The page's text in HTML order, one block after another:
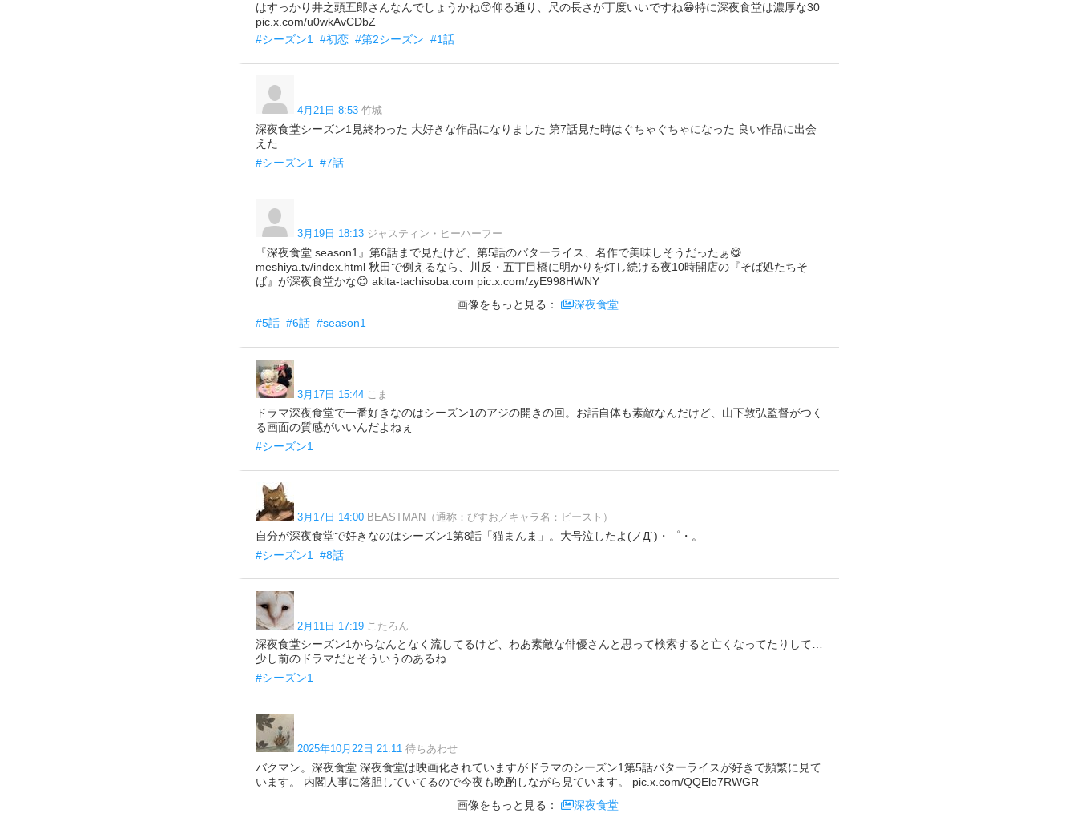
はすっかり井之頭五郎さんなんでしょうかね😙仰る通り、尺の長さが丁度いいですね😁特に深夜食堂は濃厚な30
pic.x.com/u0wkAvCDbZ
#シーズン1
#初恋 #第2シーズン #1話
4月21日 8:53 竹城
深夜食堂シーズン1見終わった 大好きな作品になりました 第7話見た時はぐちゃぐちゃになった 良い作品に出会
えた...
#シーズン1
#7話
3月19日 18:13 ジャスティン・ヒーハーフー
『深夜食堂 season1』第6話まで見たけど、第5話のバターライス、名作で美味しそうだったぁ😋
meshiya.tv/index.html 秋田で例えるなら、川反・五丁目橋に明かりを灯し続ける夜10時開店の『そば処たちそ
ば』が深夜食堂かな😊 akita-tachisoba.com pic.x.com/zyE998HWNY
画像をもっと見る：
深夜食堂
#5話 #6話 #season1
3月17日 15:44 こま
ドラマ深夜食堂で一番好きなのはシーズン1のアジの開きの回。お話自体も素敵なんだけど、山下敦弘監督がつく
る画面の質感がいいんだよねぇ
#シーズン1
3月17日 14:00 BEASTMAN（通称：びすお／キャラ名：ビースト）
自分が深夜食堂で好きなのはシーズン1第8話「猫まんま」。大号泣したよ(ノД`)・゜・。
#シーズン1
#8話
2月11日 17:19 こたろん
深夜食堂シーズン1からなんとなく流してるけど、わあ素敵な俳優さんと思って検索すると亡くなってたりして…
少し前のドラマだとそういうのあるね……
#シーズン1
2025年10月22日 21:11 待ちあわせ
バクマン。深夜食堂 深夜食堂は映画化されていますがドラマのシーズン1第5話バターライスが好きで頻繁に見て
います。 内閣人事に落胆していてるので今夜も晩酌しながら見ています。 pic.x.com/QQEle7RWGR
画像をもっと見る：
深夜食堂